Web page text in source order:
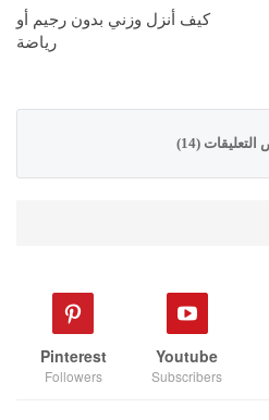
كيف أنزل وزني بدون رجيم أو
رياضة
(14)
Youtube
Subscribers
Pinterest
Followers